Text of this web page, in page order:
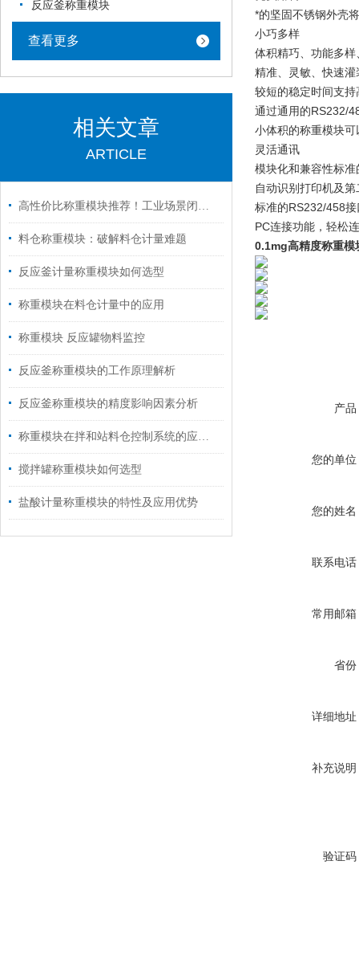
反应釜称重模块
查看更多
相关文章
ARTICLE
高性价比称重模块推荐！工业场景闭眼入不踩雷
料仓称重模块：破解料仓计量难题
反应釜计量称重模块如何选型
称重模块在料仓计量中的应用
称重模块 反应罐物料监控
反应釜称重模块的工作原理解析
反应釜称重模块的精度影响因素分析
称重模块在拌和站料仓控制系统的应用案例
搅拌罐称重模块如何选型
盐酸计量称重模块的特性及应用优势
*的坚固不锈钢外壳
小巧多样
体积精巧、功能多
精准、灵敏、快速
较短的稳定时间支持
通过通用的RS232/
小体积的称重模块
灵活通讯
模块化和兼容性标准
自动识别打印机及
标准的RS232/458
PC连接功能，轻松
0.1mg高精度称重模
产品
您的单位
您的姓名
联系电话
常用邮箱
省份
详细地址
补充说明
验证码